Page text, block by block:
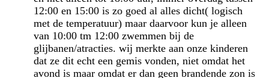
12:00 en 15:00 is zo goed al alles dicht( logisch
met de temperatuur) maar daarvoor kun je alleen
van 10:00 tm 12:00 zwemmen bij de
glijbanen/atracties. wij merkte aan onze kinderen
dat ze dit echt een gemis vonden, niet omdat het
avond is maar omdat er dan geen brandende zon is